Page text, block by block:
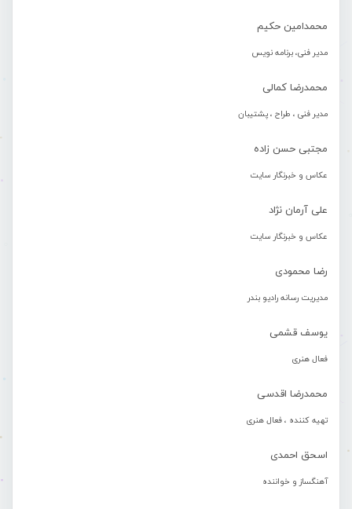
محمدامین حکیم
مدیر فنی، برنامه نویس
محمدرضا کمالی
مدیر فنی ، طراح ، پشتیبان
مجتبی حسن زاده
عکاس و خبرنگار سایت
علی آرمان نژاد
عکاس و خبرنگار سایت
رضا محمودی
مدیریت رسانه رادیو بندر
یوسف قشمی
فعال هنری
محمدرضا اقدسی
تهیه کننده ، فعال هنری
اسحق احمدی
آهنگساز و خواننده